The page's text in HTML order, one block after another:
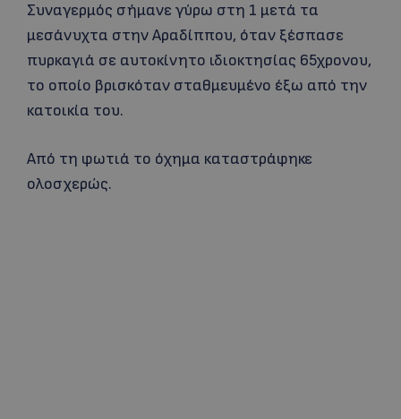
Συναγερμός σήμανε γύρω στη 1 μετά τα
μεσάνυχτα στην Αραδίππου, όταν ξέσπασε
πυρκαγιά σε αυτοκίνητο ιδιοκτησίας 65χρονου,
το οποίο βρισκόταν σταθμευμένο έξω από την
κατοικία του.
Από τη φωτιά το όχημα καταστράφηκε
ολοσχερώς.